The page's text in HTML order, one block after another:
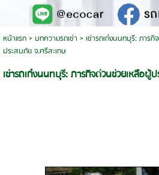
หน้าแรก> บทความรถเช่า > เช่ารถเก๋งนนทบุรี: ภาร
ประสบภัย จ.ศรีสะเกษ
เช่ารถเก๋งนนทบุรี: ภารกิจด่วนช่วยเหลือผู้